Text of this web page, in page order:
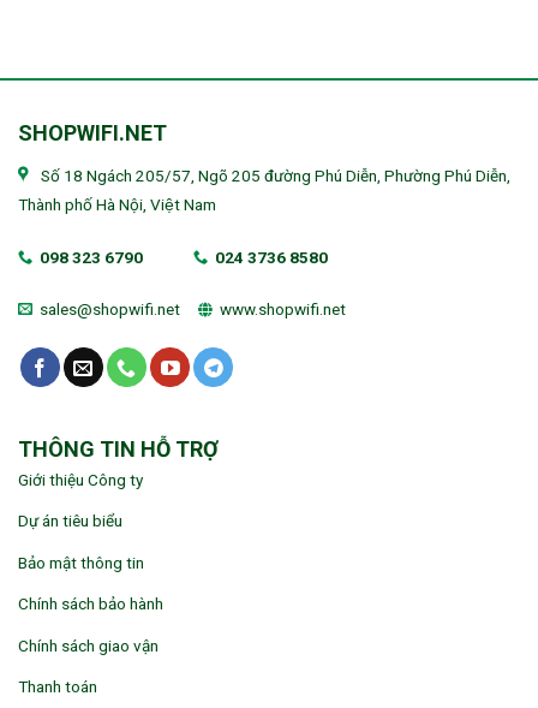
SHOPWIFI.NET
Số 18 Ngách 205/57, Ngõ 205 đường Phú Diễn, Phường Phú Diễn,
Thành phố Hà Nội, Việt Nam
098 323 6790 024 3736 8580
sales@shopwifi.net www.shopwifi.net
THÔNG TIN HỖ TRỢ
Giới thiệu Công ty
Dự án tiêu biểu
Bảo mật thông tin
Chính sách bảo hành
Chính sách giao vận
Thanh toán